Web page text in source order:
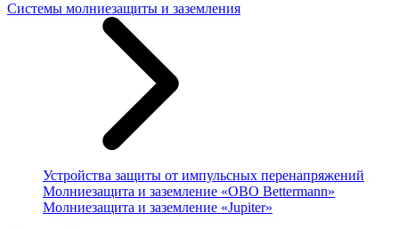
Системы молниезащиты и заземления
Устройства защиты от импульсных перенапряжений
Молниезащита и заземление «OBO Bettermann»
Молниезащита и заземление «Jupiter»